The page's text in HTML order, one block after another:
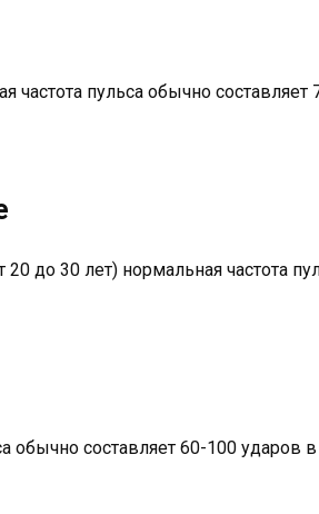
частота пульса обычно составляет
до 30 лет) нормальная частота
обычно составляет 60-100 ударов в